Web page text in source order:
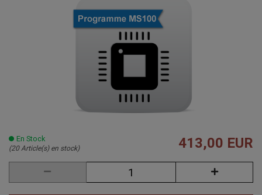
En Stock
(20 Article(s) en stock) 413,00 EUR